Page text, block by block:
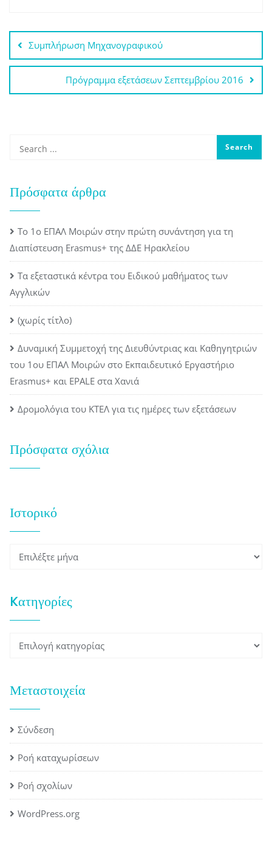
Πλοήγηση
άρθρων
Συμπλήρωση Μηχανογραφικού
Πρόγραμμα εξετάσεων Σεπτεμβρίου 2016
Πρόσφατα άρθρα
Το 1ο ΕΠΑΛ Μοιρών στην πρώτη συνάντηση για τη
Διαπίστευση Erasmus+ της ΔΔΕ Ηρακλείου
Τα εξεταστικά κέντρα του Ειδικού μαθήματος των
Αγγλικών
(χωρίς τίτλο)
Δυναμική Συμμετοχή της Διευθύντριας και Καθηγητριών
του 1ου ΕΠΑΛ Μοιρών στο Εκπαιδευτικό Εργαστήριο
Erasmus+ και EPALE στα Χανιά
Δρομολόγια του ΚΤΕΛ για τις ημέρες των εξετάσεων
Πρόσφατα σχόλια
Ιστορικό
Ιστορικό
Kατηγορίες
Kατηγορίες
Μεταστοιχεία
Σύνδεση
Ροή καταχωρίσεων
Ροή σχολίων
WordPress.org